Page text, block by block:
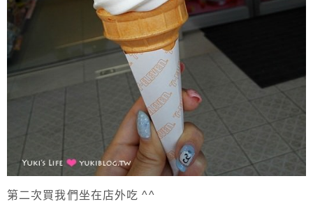
第二次買我們坐在店外吃 ^^